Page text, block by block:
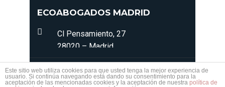
ECOABOGADOS MADRID
Cl Pensamiento, 27
28020 – Madrid
© 2022 - 2026 ECOABOGADOS. Todos los derechos
reservados. |Política de Privacidad|Política de
Este sitio web utiliza cookies para que usted tenga la mejor experiencia de
usuario. Si continúa navegando está dando su consentimiento para la
aceptación de las mencionadas cookies y la aceptación de nuestra política de